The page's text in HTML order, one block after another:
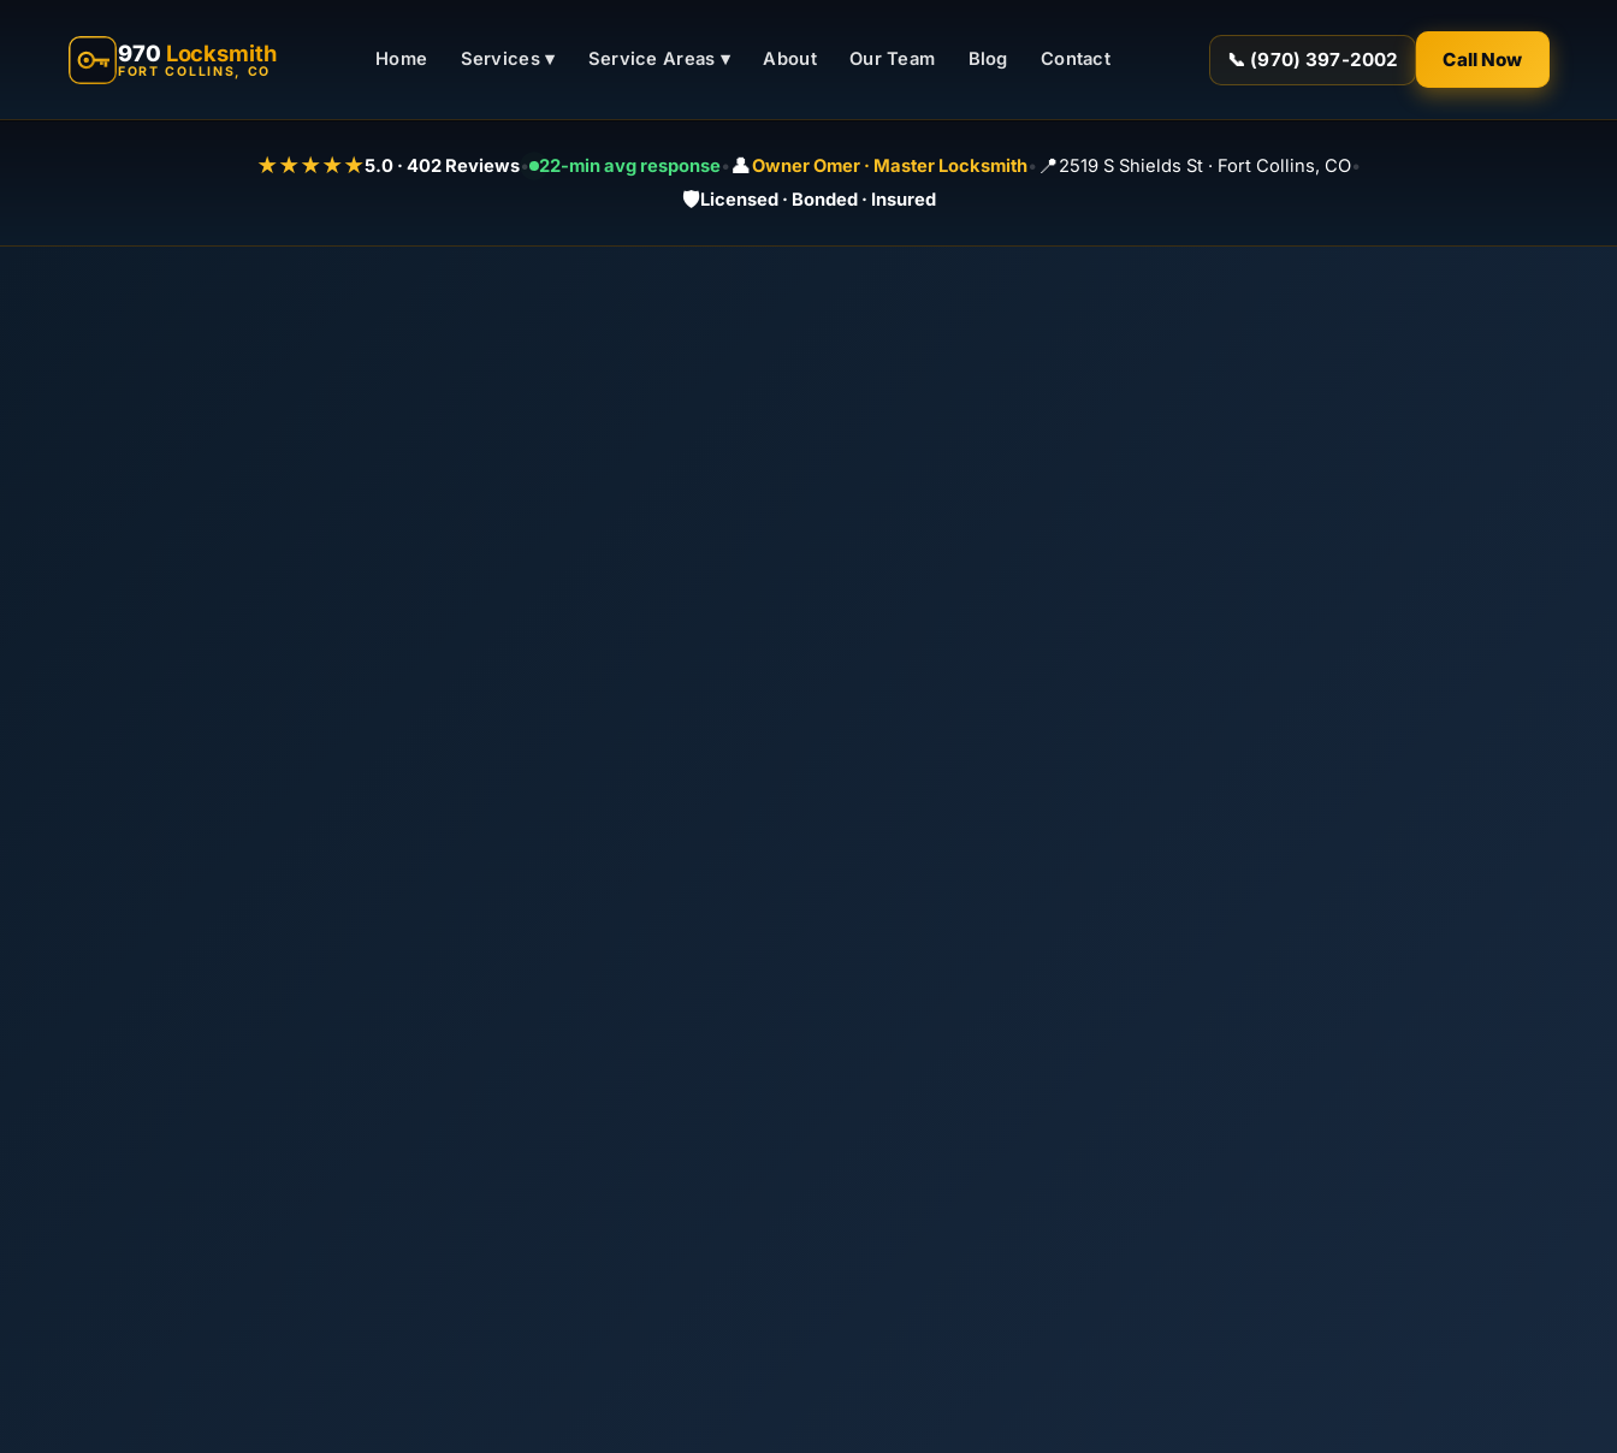
970 Locksmith
FORT COLLINS, CO
Home Services ▾ Service Areas ▾ About Our Team Blog Contact 📞 (970) 397-2002 Call Now
★★★★★5.0 · 402 Reviews• 22-min avg response• 👤Owner Omer · Master Locksmith• 📍2519 S Shields St · Fort Collins, CO•
🛡️Licensed · Bonded · Insured